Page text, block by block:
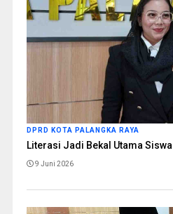
DPRD KOTA PALANGKA RAYA
Literasi Jadi Bekal Utama
9 Juni 2026